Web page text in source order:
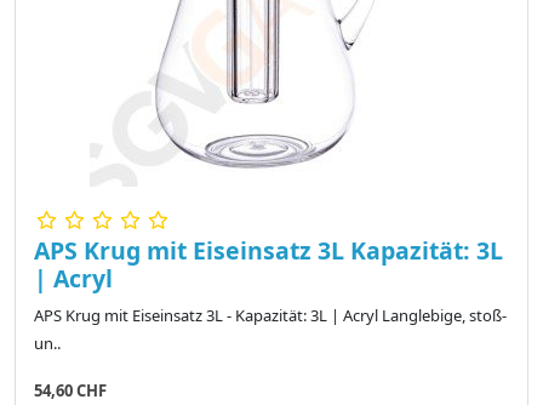
APS Krug mit Eiseinsatz 3L Kapazität: 3L
| Acryl
APS Krug mit Eiseinsatz 3L - Kapazität: 3L | Acryl Langlebige, stoß-
un..
54,60 CHF